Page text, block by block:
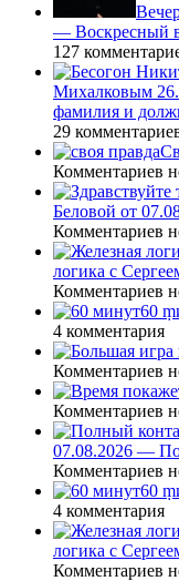
— Воскресный
127
Михалковым
фамилия и
29
Комментариев
Беловой от
Комментариев
логика с
Комментариев
60
4 комментария
Комментариев
Комментариев
07.08.2026 —
Комментариев
60
4 комментария
логика с
Комментариев